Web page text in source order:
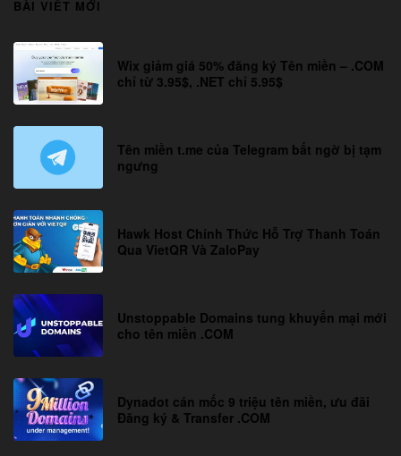
BÀI VIẾT MỚI
Wix giảm giá 50% đăng ký Tên miền – .COM
chỉ từ 3.95$, .NET chỉ 5.95$
Tên miền t.me của Telegram bất ngờ bị tạm
ngưng
Hawk Host Chính Thức Hỗ Trợ Thanh Toán
Qua VietQR Và ZaloPay
Unstoppable Domains tung khuyến mại mới
cho tên miền .COM
Dynadot cán mốc 9 triệu tên miền, ưu đãi
Đăng ký & Transfer .COM